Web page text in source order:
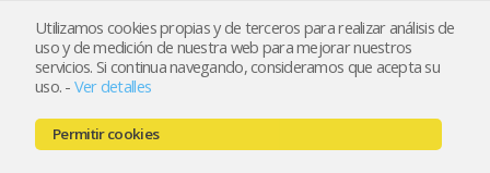
Utilizamos cookies propias y de terceros para realizar análisis de
uso y de medición de nuestra web para mejorar nuestros
servicios. Si continua navegando, consideramos que acepta su
uso. - Ver detalles
Permitir cookies
Registrarse Mi cuenta
666521122 // 654999333